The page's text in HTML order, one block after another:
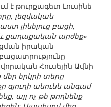
է թուրքագետ Լուսինե
լեզվական
լինելուց բացի,
քաղաքական արժեք»
իրական
Հուսեյին Ավնի
մեր երկրի տերը
անունն անգամ
այլ ոչ թե թողնենք